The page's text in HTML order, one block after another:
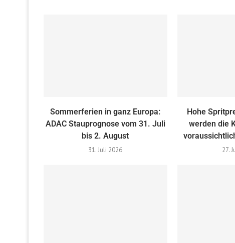
Sommerferien in ganz Europa:
ADAC Stauprognose vom 31. Juli
bis 2. August
31. Juli 2026
Hohe
werden die
27.